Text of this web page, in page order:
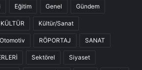
Eğitim Genel Gündem
KÜLTÜR Kültür/Sanat
Otomotiv RÖPORTAJ SANAT
Sektörel Siyaset